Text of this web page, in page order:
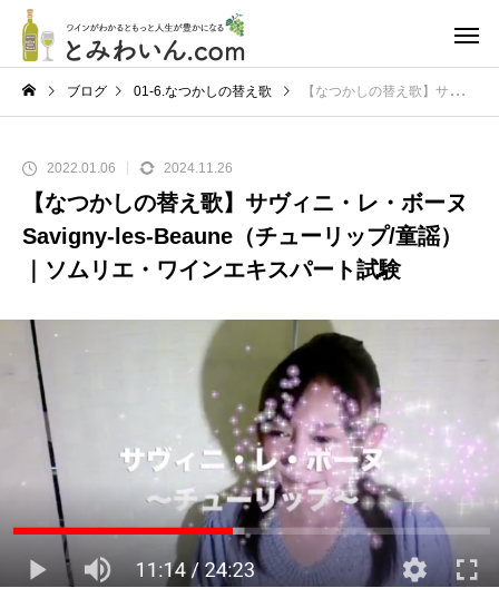
ブログ 01-6.なつかしの替え歌 【なつかしの替え歌】サヴィニ・レ・ボーヌ Savigny-les-Beaune（チューリップ/童謡）｜ソムリエ・ワインエキスパート試験
2022.01.06 2024.11.26
【なつかしの替え歌】サヴィニ・レ・ボーヌ
Savigny-les-Beaune（チューリップ/童謡）
｜ソムリエ・ワインエキスパート試験